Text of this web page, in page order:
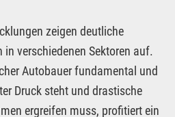
zeigen deutliche
verschiedenen Sektoren auf.
Autobauer fundamental und
Druck steht und drastische
ergreifen muss, profitiert ein